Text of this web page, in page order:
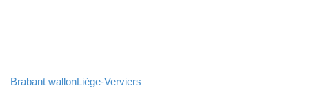
Brabant wallonLiège-Verviers